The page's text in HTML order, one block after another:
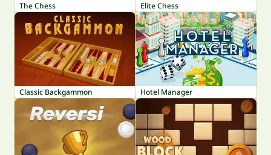
The Chess Elite Chess
Classic Backgammon Hotel Manager